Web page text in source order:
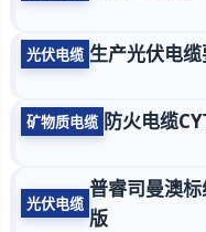
光伏电缆 生产光伏电
矿物质电缆 防火电缆
光伏电缆
普睿司曼澳
版